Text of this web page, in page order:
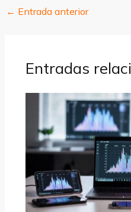
← Entrada anterior
Entradas